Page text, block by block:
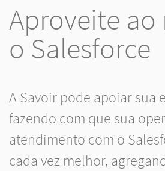
Aproveite
o Salesforce
A Savoir pode apoiar sua
fazendo com que sua
atendimento com o
cada vez melhor,